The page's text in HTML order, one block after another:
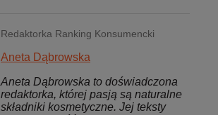
Redaktorka Ranking Konsumencki
Aneta Dąbrowska
Aneta Dąbrowska to doświadczona
redaktorka, której pasją są naturalne
składniki kosmetyczne. Jej teksty